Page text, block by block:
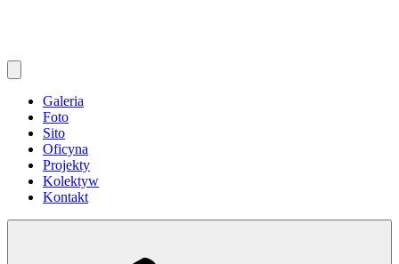
Galeria
Foto
Sito
Oficyna
Projekty
Kolektyw
Kontakt